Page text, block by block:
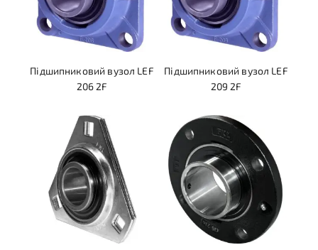
Підшипниковий вузол LEF
206 2F
Підшипниковий вузол LEF
209 2F